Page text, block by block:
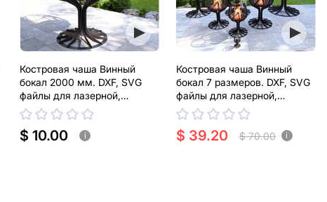
Костровая чаша Винный
бокал 2000 мм. DXF, SVG
файлы для лазерной,
плазменной резки
$ 10.00 i
Костровая чаша Винный
бокал 7 размеров. DXF, SVG
файлы для лазерной,
плазменной резки
$ 39.20 $ 70.00 i